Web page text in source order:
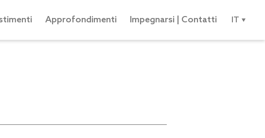
Approfondimenti Impegnarsi | Contatti IT